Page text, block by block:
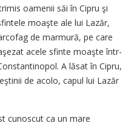
oamenii săi în Cipru şi
moaşte ale lui Lazăr,
de marmură, pe care
acele sfinte moaşte într-
A lăsat în Cipru,
de acolo, capul lui Lazăr
cunoscut ca un mare